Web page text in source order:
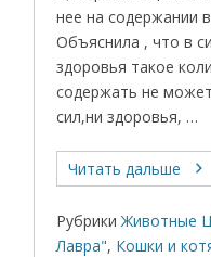
нее на содержании
Объяснила , что в
здоровья такое
содержать не
сил,ни здоровья, …
Читать дальше
Рубрики Животные
Лавра", Кошки и